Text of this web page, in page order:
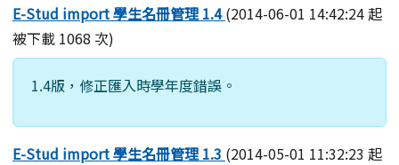
E-Stud import 學生名冊管理 1.4(2014-06-01 14:42:24 起
被下載 1068 次)
1.4版，修正匯入時學年度錯誤。
E-Stud import 學生名冊管理 1.3 (2014-05-01 11:32:23 起